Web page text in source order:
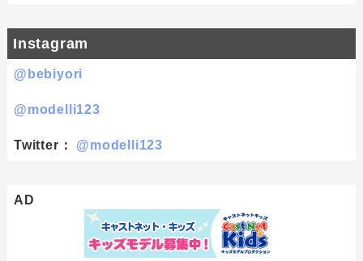
Instagram
@bebiyori
@modelli123
Twitter： @modelli123
AD